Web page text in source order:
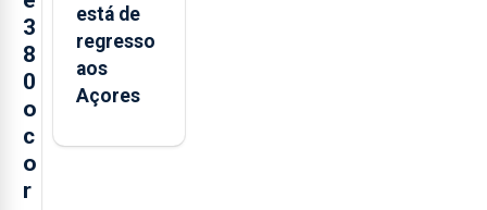
3
8
0
o
c
o
r
está de
regresso
aos
Açores